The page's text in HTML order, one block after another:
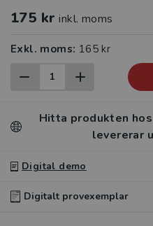
175 kr inkl. moms
Exkl. moms: 165 kr
Hitta produkten
levererar
Digital demo
Digitalt provexemplar